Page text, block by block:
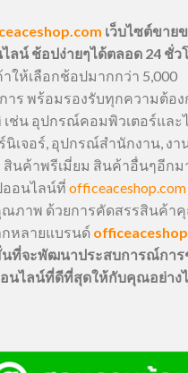
เว็บไซต์ขาย
ลน์ ช้อปง่ายๆได้ตลอด 24 ชั่ว
ให้เลือกช้อปมากกว่า 5,000
าร พร้อมรองรับทุกความต้อง
เช่น อุปกรณ์คอมพิวเตอร์และ
นิเจอร์, อุปกรณ์สำนักงาน, งา
สินค้าพรีเมี่ยม สินค้าอื่นๆอีกม
อนไลน์ที่ officeaceshop.com
ภาพ ด้วยการคัดสรรสินค้า
หลายแบรนด์
ที่จะพัฒนาประสบการณ์กา
นไลน์ที่ดีที่สุดให้กับคุณอย่าง